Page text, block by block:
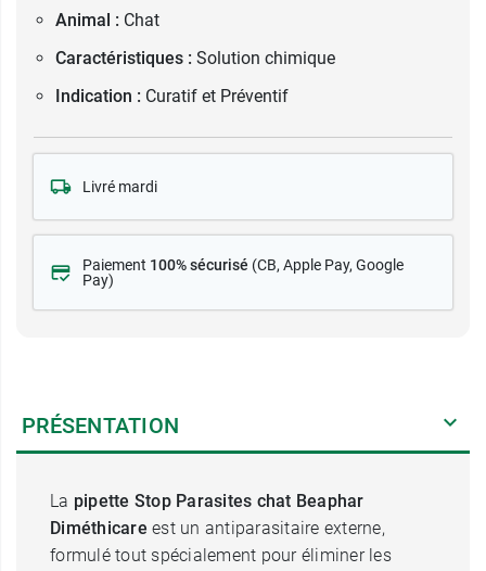
Animal : Chat
Caractéristiques : Solution chimique
Indication : Curatif et Préventif
Livré mardi
Paiement 100% sécurisé (CB, Apple Pay, Google
Pay)
PRÉSENTATION
La pipette Stop Parasites chat Beaphar
Diméthicare est un antiparasitaire externe,
formulé tout spécialement pour éliminer les